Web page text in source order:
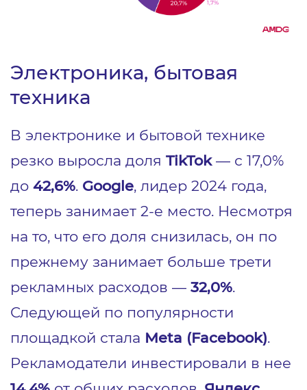
Электроника, бытовая
техника
В электронике и бытовой технике
резко выросла доля TikTok— с 17,0%
до 42,6%. Google, лидер 2024 года,
теперь занимает 2-е место. Несмотря
на то, что его доля снизилась, он по
прежнему занимает больше трети
рекламных расходов — 32,0%.
Следующей по популярности
площадкой стала Meta (Facebook).
Рекламодатели инвестировали в нее